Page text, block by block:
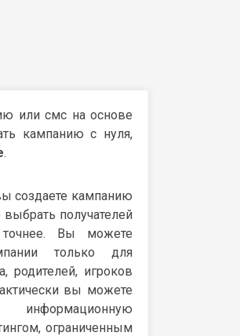
или смс на основе
кампанию с нуля,
.
создаете кампанию
получателей
Вы можете
только для
родителей, игроков
вы можете
ограниченным